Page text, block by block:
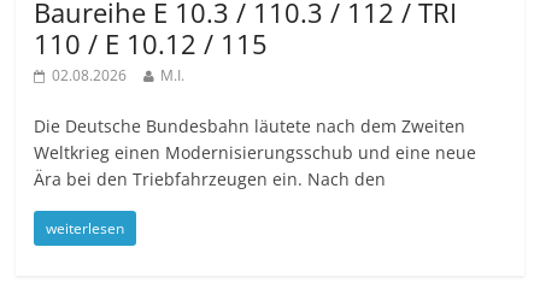
Baureihe E 10.3 / 110.3 / 112 / TRI
110 / E 10.12 / 115
02.08.2026 M.I.
Die Deutsche Bundesbahn läutete nach dem Zweiten
Weltkrieg einen Modernisierungsschub und eine neue
Ära bei den Triebfahrzeugen ein. Nach den
weiterlesen